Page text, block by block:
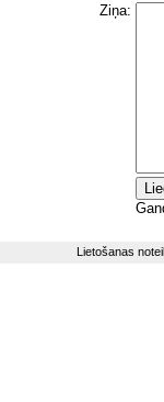
Ziņa:
Lietošanas